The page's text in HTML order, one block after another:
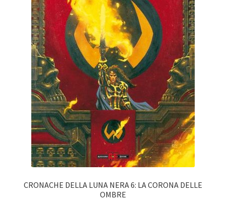
CRONACHE DELLA LUNA NERA 6: LA CORONA DELLE
OMBRE